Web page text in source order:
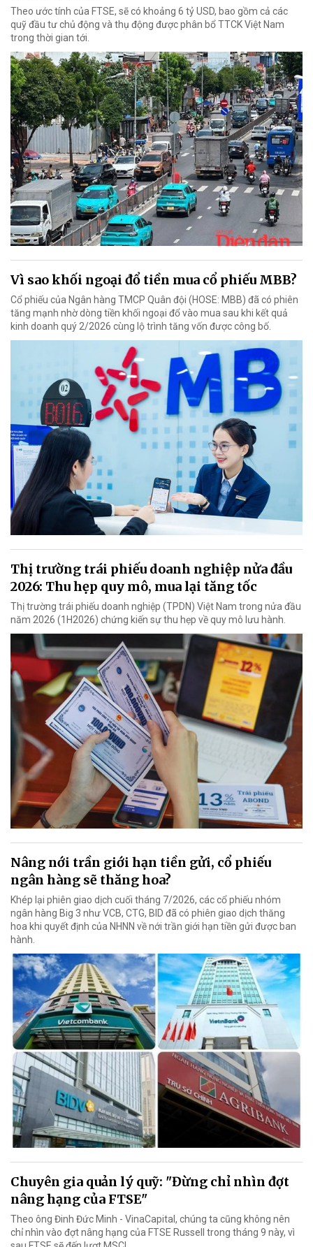
Theo ước tính của FTSE, sẽ có khoảng 6 tỷ USD, bao gồm cả các
quỹ đầu tư chủ động và thụ động được phân bổ TTCK Việt Nam
trong thời gian tới.
Vì sao khối ngoại đổ tiền mua cổ phiếu MBB?
Cổ phiếu của Ngân hàng TMCP Quân đội (HOSE: MBB) đã có phiên
tăng mạnh nhờ dòng tiền khối ngoại đổ vào mua sau khi kết quả
kinh doanh quý 2/2026 cùng lộ trình tăng vốn được công bố.
Thị trường trái phiếu doanh nghiệp nửa đầu
2026: Thu hẹp quy mô, mua lại tăng tốc
Thị trường trái phiếu doanh nghiệp (TPDN) Việt Nam trong nửa đầu
năm 2026 (1H2026) chứng kiến sự thu hẹp về quy mô lưu hành.
Nâng nới trần giới hạn tiền gửi, cổ phiếu
ngân hàng sẽ thăng hoa?
Khép lại phiên giao dịch cuối tháng 7/2026, các cổ phiếu nhóm
ngân hàng Big 3 như VCB, CTG, BID đã có phiên giao dịch thăng
hoa khi quyết định của NHNN về nới trần giới hạn tiền gửi được ban
hành.
Chuyên gia quản lý quỹ: "Đừng chỉ nhìn đợt
nâng hạng của FTSE"
Theo ông Đinh Đức Minh - VinaCapital, chúng ta cũng không nên
chỉ nhìn vào đợt nâng hạng của FTSE Russell trong tháng 9 này, vì